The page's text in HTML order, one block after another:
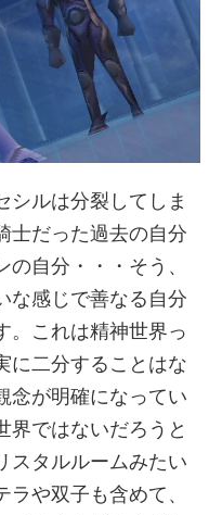
シルは分裂してしま
士だった過去の自分
自分・・・そう、
な感じで善なる自分
。これは精神世界っ
に二分することはな
念が明確になってい
界ではないだろうと
スタルルームみたい
や双子も含めて、